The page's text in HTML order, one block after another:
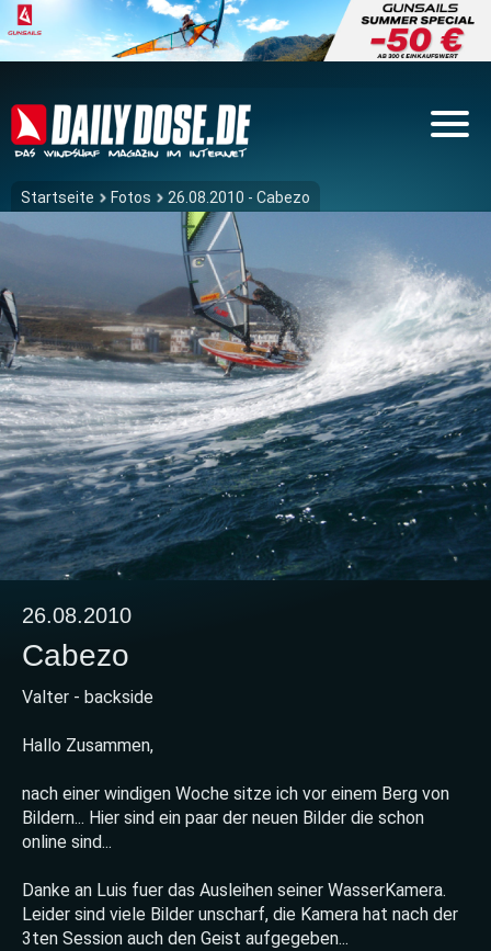
Startseite Fotos 26.08.2010 - Cabezo
26.08.2010
Cabezo
Valter - backside
Hallo Zusammen,
nach einer windigen Woche sitze ich vor einem Berg von
Bildern... Hier sind ein paar der neuen Bilder die schon
online sind...
Danke an Luis fuer das Ausleihen seiner WasserKamera.
Leider sind viele Bilder unscharf, die Kamera hat nach der
3ten Session auch den Geist aufgegeben...